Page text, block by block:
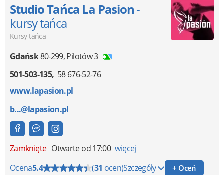
Studio Tańca La Pasion-
kursy tańca
Kursy tańca
Gdańsk80-299,Pilotów 3
501-503-135 58 676-52-76
www.lapasion.pl
b...@lapasion.pl
Zamknięte Otwarte od 17:00 więcej
Ocena5.4 (31 ocen)Szczegóły + Oceń